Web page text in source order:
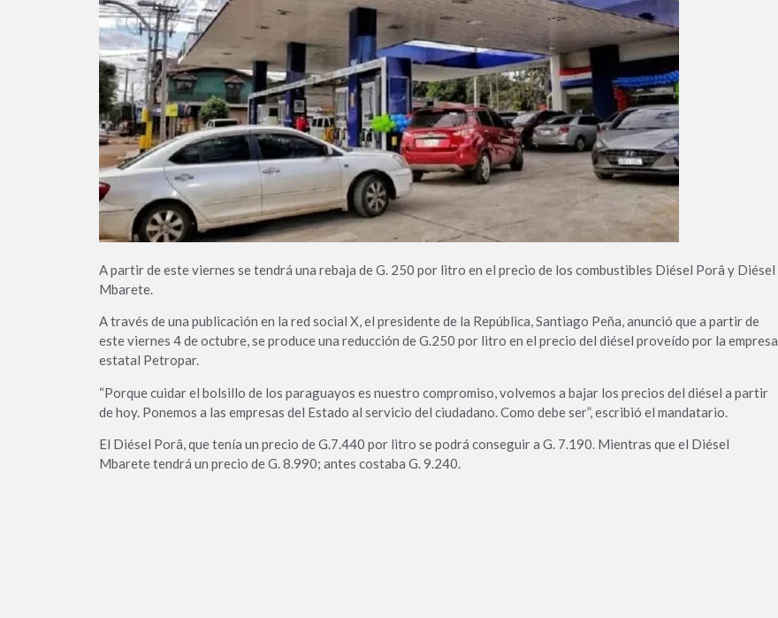
A partir de este viernes se tendrá una rebaja de G. 250 por litro en el precio de los combustibles Diésel Porâ y Diésel
Mbarete.
A través de una publicación en la red social X, el presidente de la República, Santiago Peña, anunció que a partir de
este viernes 4 de octubre, se produce una reducción de G.250 por litro en el precio del diésel proveído por la empresa
estatal Petropar.
“Porque cuidar el bolsillo de los paraguayos es nuestro compromiso, volvemos a bajar los precios del diésel a partir
de hoy. Ponemos a las empresas del Estado al servicio del ciudadano. Como debe ser”, escribió el mandatario.
El Diésel Porâ, que tenía un precio de G.7.440 por litro se podrá conseguir a G. 7.190. Mientras que el Diésel
Mbarete tendrá un precio de G. 8.990; antes costaba G. 9.240.